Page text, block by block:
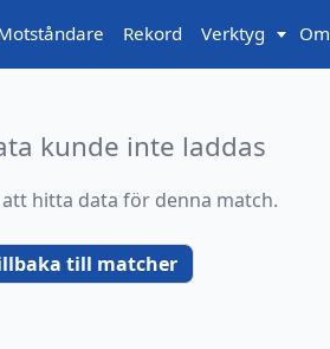
Rekord Verktyg Om
kunde inte laddas
hitta data för denna match.
till matcher